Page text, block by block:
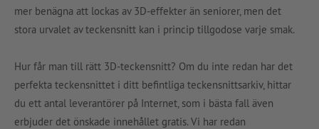
mer benägna att lockas av 3D-effekter än seniorer, men det
stora urvalet av teckensnitt kan i princip tillgodose varje smak.
Hur får man till rätt 3D-teckensnitt? Om du inte redan har det
perfekta teckensnittet i ditt befintliga teckensnittsarkiv, hittar
du ett antal leverantörer på Internet, som i bästa fall även
erbjuder det önskade innehållet gratis. Vi har redan